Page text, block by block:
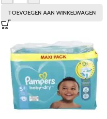
TOEVOEGEN AAN WINKELWAGEN